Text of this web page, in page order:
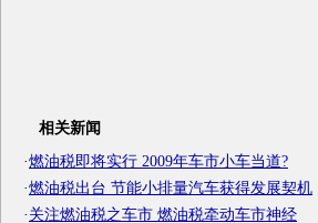
相关新闻
·燃油税即将实行 2009年车市小车当道?
·燃油税出台 节能小排量汽车获得发展契机
·关注燃油税之车市 燃油税牵动车市神经